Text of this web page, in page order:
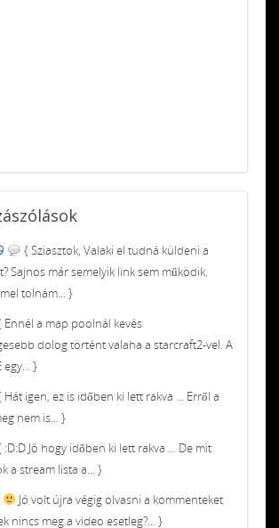
{ Sziasztok, Valaki el tudná küldeni a
Sajnos már semelyik link sem működik.
tolnám... }
Ennél a map poolnál kevés
dolog történt valaha a starcraft2-vel. A
egy... }
Hát igen, ez is időben ki lett rakva ... Erről a
nem is... }
:D:D Jó hogy időben ki lett rakva ... De mit
a stream lista a... }
Jó volt újra végig olvasni a kommenteket
nincs meg a video esetleg?... }